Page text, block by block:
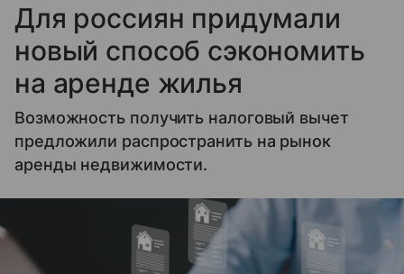
Для россиян придумали
новый способ сэкономить
на аренде жилья
Возможность получить налоговый вычет
предложили распространить на рынок
аренды недвижимости.